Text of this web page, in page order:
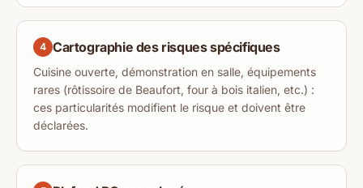
4 Cartographie des risques spécifiques
Cuisine ouverte, démonstration en salle, équipements
rares (rôtissoire de Beaufort, four à bois italien, etc.) :
ces particularités modifient le risque et doivent être
déclarées.